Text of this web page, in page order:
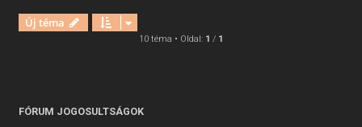
Új téma
10 téma • Oldal: 1 / 1
FÓRUM JOGOSULTSÁGOK